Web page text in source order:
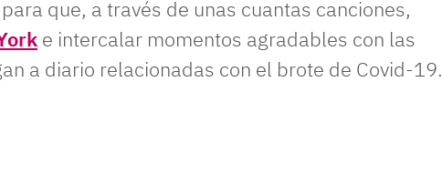
que, a través de unas cuantas canciones,
e intercalar momentos agradables con las
a diario relacionadas con el brote de Covid-19.